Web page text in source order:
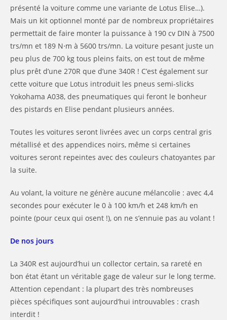
présenté la voiture comme une variante de Lotus Elise…).
Mais un kit optionnel monté par de nombreux propriétaires
permettait de faire monter la puissance à 190 cv DIN à 7500
trs/mn et 189 N⋅m à 5600 trs/mn. La voiture pesant juste un
peu plus de 700 kg tous pleins faits, on est tout de même
plus prêt d’une 270R que d’une 340R ! C’est également sur
cette voiture que Lotus introduit les pneus semi-slicks
Yokohama A038, des pneumatiques qui feront le bonheur
des pistards en Elise pendant plusieurs années.
Toutes les voitures seront livrées avec un corps central gris
métallisé et des appendices noirs, même si certaines
voitures seront repeintes avec des couleurs chatoyantes par
la suite.
Au volant, la voiture ne génère aucune mélancolie : avec 4,4
secondes pour exécuter le 0 à 100 km/h et 248 km/h en
pointe (pour ceux qui osent !), on ne s’ennuie pas au volant !
De nos jours
La 340R est aujourd’hui un collector certain, sa rareté en
bon état étant un véritable gage de valeur sur le long terme.
Attention cependant : la plupart des très nombreuses
pièces spécifiques sont aujourd’hui introuvables : crash
interdit !